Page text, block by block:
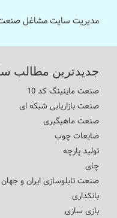
مدیریت سایت مشاغل صنعت
جدیدترین مطالب
صنعت ماینینگ کد 10
صنعت بازاریابی شبکه ای
صنعت ماهیگیری
ضایعات چوب
تولید پارچه
چای
صنعت تابلوسازی ایران و جهان
بانکداری
بازی سازی